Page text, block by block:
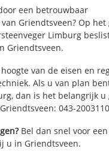
een betrouwbaar
Griendtsveen? Op het
Limburg
Griendtsveen.
van de eisen en
Als u van plan
dan is het belangrijk u
043-2003110
Bel dan snel voor
u in Griendtsveen.